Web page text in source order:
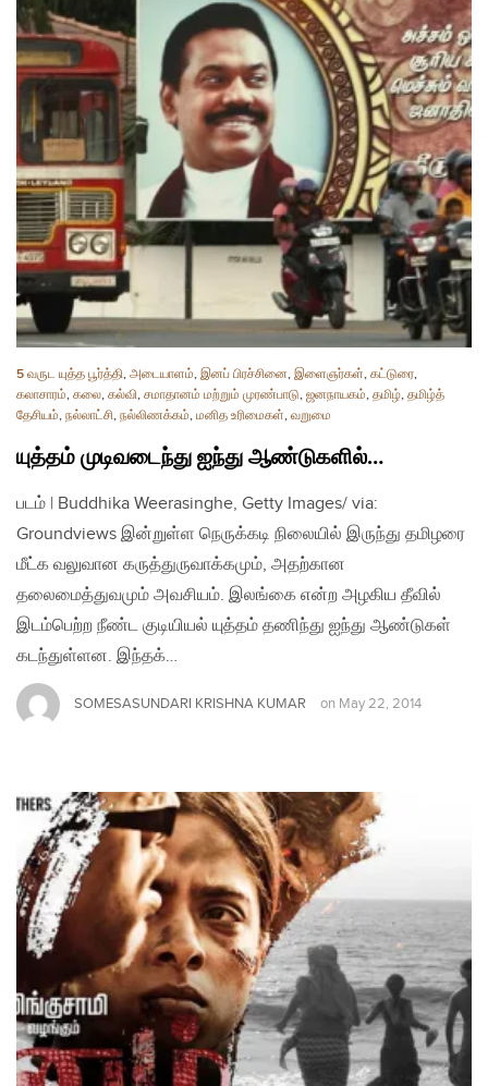
5 வருட யுத்த பூர்த்தி, அடையாளம், இனப் பிரச்சினை, இளைஞர்கள், கட்டுரை,
கலாசாரம், கலை, கல்வி, சமாதானம் மற்றும் முரண்பாடு, ஜனநாயகம், தமிழ், தமிழ்த்
தேசியம், நல்லாட்சி, நல்லிணக்கம், மனித உரிமைகள், வறுமை
யுத்தம் முடிவடைந்து ஐந்து ஆண்டுகளில்…
படம் | Buddhika Weerasinghe, Getty Images/ via:
Groundviews இன்றுள்ள நெருக்கடி நிலையில் இருந்து தமிழரை
மீட்க வலுவான கருத்துருவாக்கமும், அதற்கான
தலைமைத்துவமும் அவசியம். இலங்கை என்ற அழகிய தீவில்
இடம்பெற்ற நீண்ட குடியியல் யுத்தம் தணிந்து ஐந்து ஆண்டுகள்
கடந்துள்ளன. இந்தக்…
SOMESASUNDARI KRISHNA KUMAR on May 22, 2014